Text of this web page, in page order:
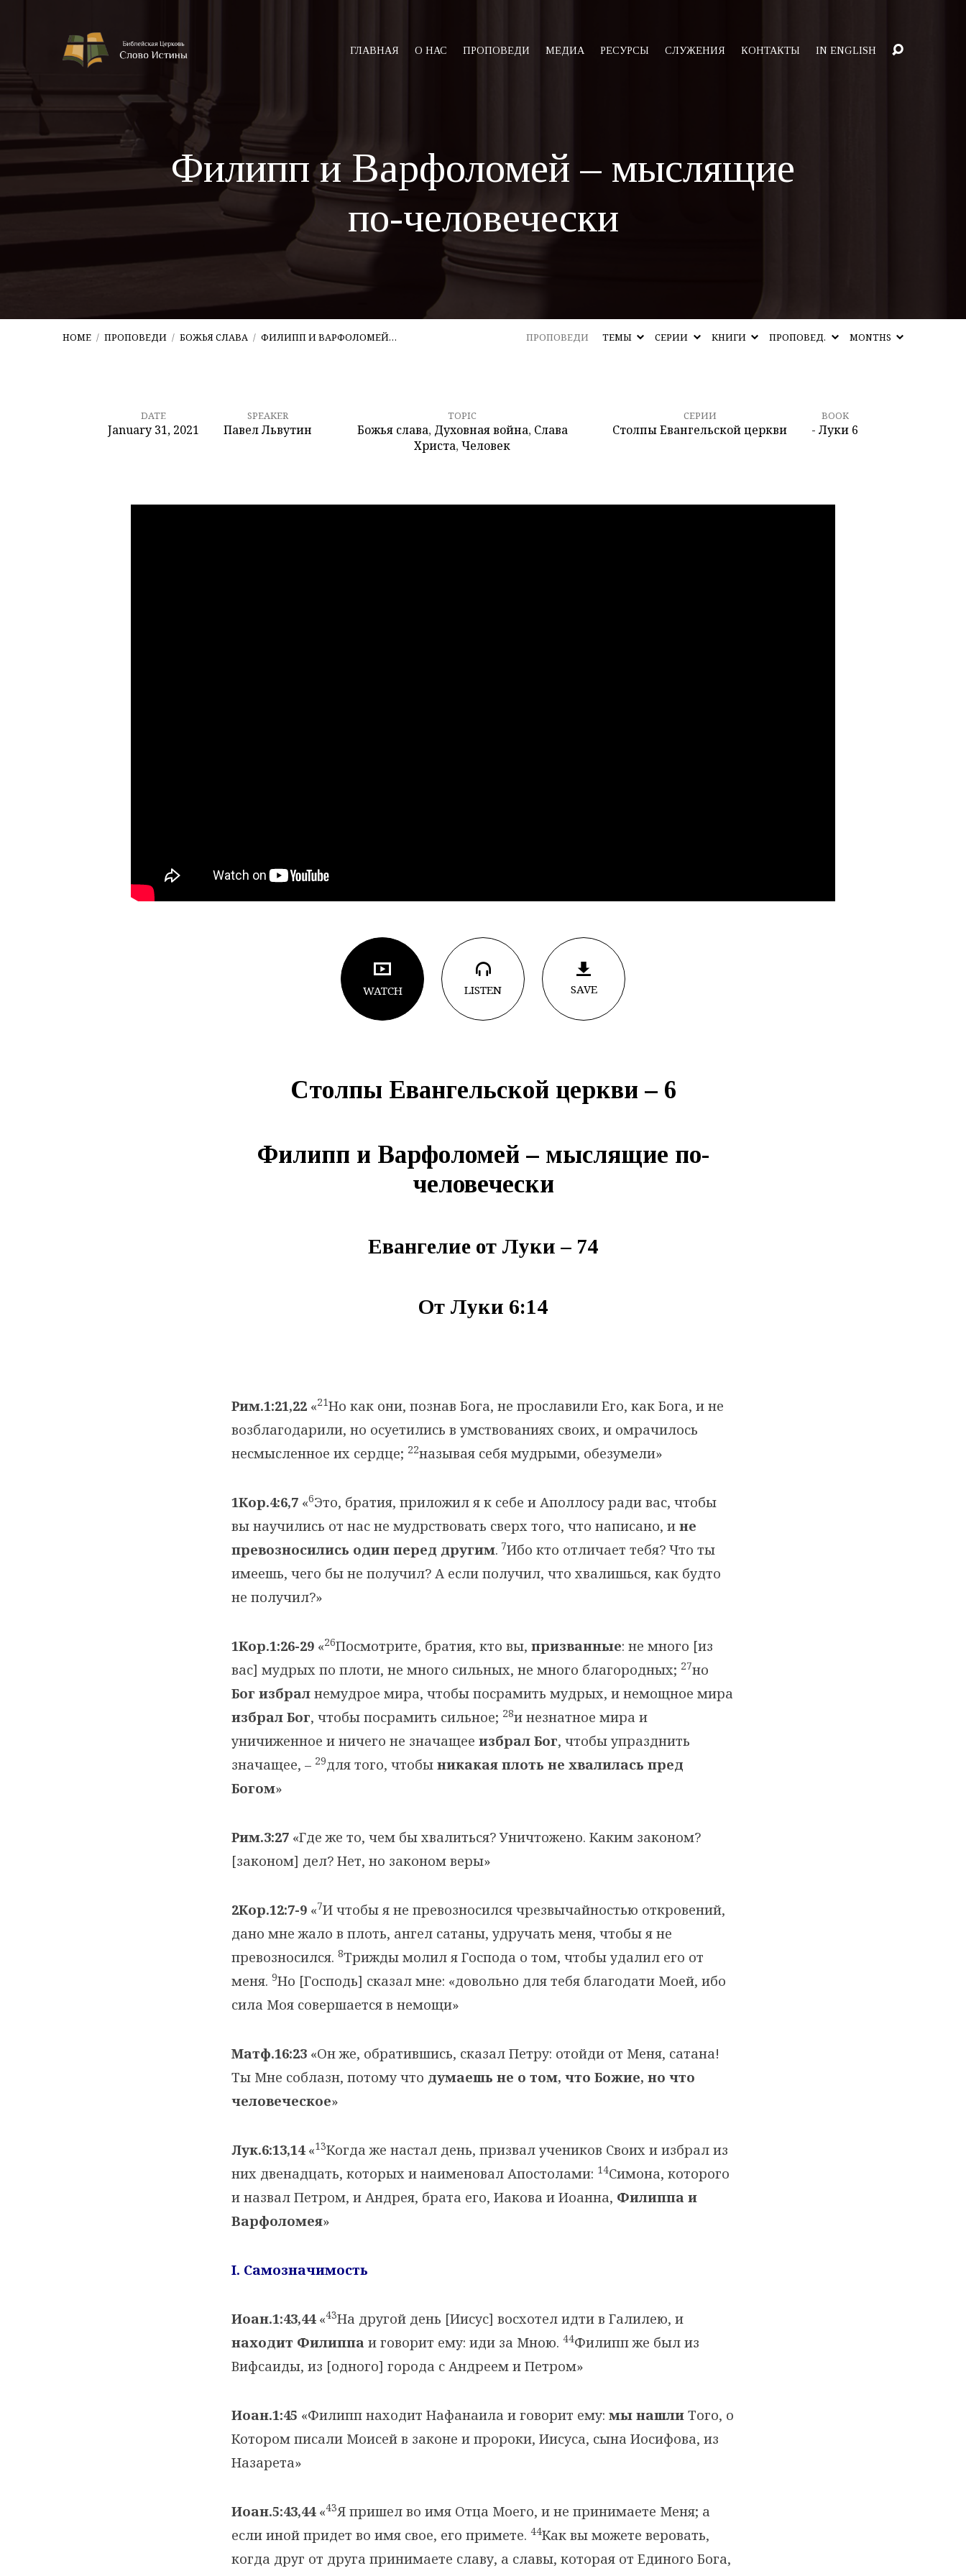
ГЛАВНАЯ О НАС ПРОПОВЕДИ МЕДИА РЕСУРСЫ СЛУЖЕНИЯ КОНТАКТЫ IN ENGLISH
Филипп и Варфоломей – мыслящие
по-человечески
HOME / ПРОПОВЕДИ / БОЖЬЯ СЛАВА / ФИЛИПП И ВАРФОЛОМЕЙ… ПРОПОВЕДИ ТЕМЫ СЕРИИ КНИГИ ПРОПОВЕД. MONTHS
DATE
January 31, 2021
SPEAKER
Павел Львутин
TOPIC
Божья слава, Духовная война, Слава
Христа, Человек
СЕРИИ
Столпы Евангельской церкви
BOOK
- Луки 6
WATCH LISTEN SAVE
Столпы Евангельской церкви – 6
Филипп и Варфоломей – мыслящие по-
человечески
Евангелие от Луки – 74
От Луки 6:14
Рим.1:21,22 «21Но как они, познав Бога, не прославили Его, как Бога, и не
возблагодарили, но осуетились в умствованиях своих, и омрачилось
несмысленное их сердце; 22называя себя мудрыми, обезумели»
1Кор.4:6,7 «6Это, братия, приложил я к себе и Аполлосу ради вас, чтобы
вы научились от нас не мудрствовать сверх того, что написано, и не
превозносились один перед другим. 7Ибо кто отличает тебя? Что ты
имеешь, чего бы не получил? А если получил, что хвалишься, как будто
не получил?»
1Кор.1:26-29 «26Посмотрите, братия, кто вы, призванные: не много [из
вас] мудрых по плоти, не много сильных, не много благородных; 27но
Бог избрал немудрое мира, чтобы посрамить мудрых, и немощное мира
избрал Бог, чтобы посрамить сильное; 28и незнатное мира и
уничиженное и ничего не значащее избрал Бог, чтобы упразднить
значащее, – 29для того, чтобы никакая плоть не хвалилась пред
Богом»
Рим.3:27 «Где же то, чем бы хвалиться? Уничтожено. Каким законом?
[законом] дел? Нет, но законом веры»
2Кор.12:7-9 «7И чтобы я не превозносился чрезвычайностью откровений,
дано мне жало в плоть, ангел сатаны, удручать меня, чтобы я не
превозносился. 8Трижды молил я Господа о том, чтобы удалил его от
меня. 9Но [Господь] сказал мне: «довольно для тебя благодати Моей, ибо
сила Моя совершается в немощи»
Матф.16:23 «Он же, обратившись, сказал Петру: отойди от Меня, сатана!
Ты Мне соблазн, потому что думаешь не о том, что Божие, но что
человеческое»
Лук.6:13,14«13Когда же настал день, призвал учеников Своих и избрал из
них двенадцать, которых и наименовал Апостолами: 14Симона, которого
и назвал Петром, и Андрея, брата его, Иакова и Иоанна, Филиппа и
Варфоломея»
I. Самозначимость
Иоан.1:43,44«43На другой день [Иисус] восхотел идти в Галилею, и
находит Филиппа и говорит ему: иди за Мною. 44Филипп же был из
Вифсаиды, из [одного] города с Андреем и Петром»
Иоан.1:45 «Филипп находит Нафанаила и говорит ему: мы нашли Того, о
Котором писали Моисей в законе и пророки, Иисуса, сына Иосифова, из
Назарета»
Иоан.5:43,44«43Я пришел во имя Отца Моего, и не принимаете Меня; а
если иной придет во имя свое, его примете. 44Как вы можете веровать,
когда друг от друга принимаете славу, а славы, которая от Единого Бога,